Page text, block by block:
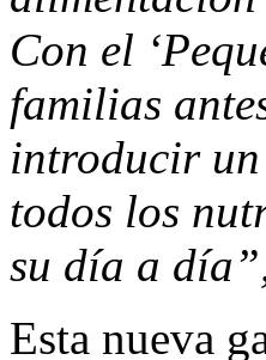
Con el
familias
introducir un
todos los
su día a
Esta nueva